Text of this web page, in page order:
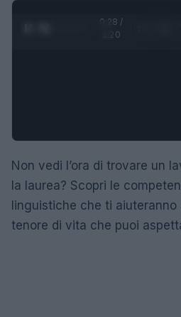
0:30 /
1:20
Non vedi l’ora di trovare un
la laurea? Scopri le
linguistiche che ti aiuteranno
tenore di vita che puoi